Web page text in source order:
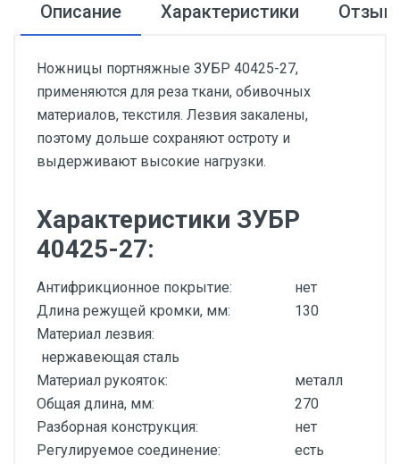
Описание Характеристики
Ножницы портняжные ЗУБР 40425-27,
применяются для реза ткани, обивочных
материалов, текстиля. Лезвия закалены,
поэтому дольше сохраняют остроту и
выдерживают высокие нагрузки.
Характеристики ЗУБР
40425-27:
Антифрикционное покрытие:
нет
Длина режущей кромки, мм:
130
Материал лезвия:
нержавеющая сталь
Материал рукояток:
металл
Общая длина, мм:
270
Разборная конструкция:
нет
Регулируемое соединение:
есть